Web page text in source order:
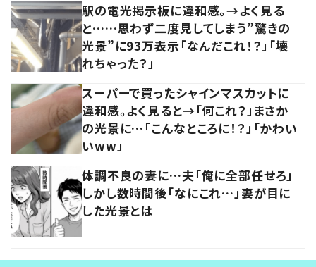
駅の電光掲示板に違和感。→よく見る
と……思わず二度見してしまう”驚きの
光景”に93万表示「なんだこれ！？」「壊
れちゃった？」
スーパーで買ったシャインマスカットに
違和感。よく見ると→「何これ？」まさか
の光景に…「こんなところに！？」「かわい
いww」
体調不良の妻に…夫「俺に全部任せろ」
しかし数時間後「なにこれ…」妻が目に
した光景とは